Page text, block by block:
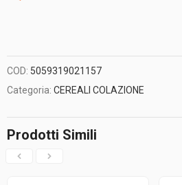
COD: 5059319021157
Categoria: CEREALI COLAZIONE
Prodotti Simili